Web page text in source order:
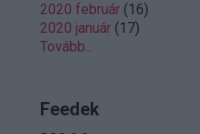
2020 február (16)
2020 január (17)
Tovább...
Feedek